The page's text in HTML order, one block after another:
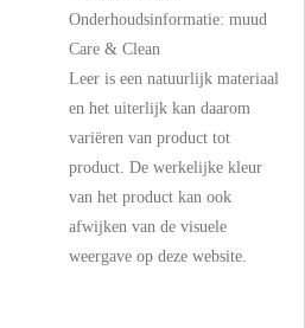
Onderhoudsinformatie: muud
Care & Clean
Leer is een natuurlijk materiaal
en het uiterlijk kan daarom
variëren van product tot
product. De werkelijke kleur
van het product kan ook
afwijken van de visuele
weergave op deze website.